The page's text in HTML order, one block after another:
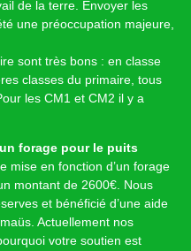
de la terre. Envoyer les
une préoccupation majeure,
sont très bons : en classe
classes du primaire, tous
les CM1 et CM2 il y a
forage pour le puits
mise en fonction d’un forage
montant de 2600€. Nous
et bénéficié d’une aide
Actuellement nos
votre soutien est